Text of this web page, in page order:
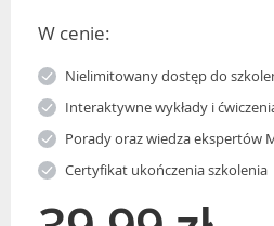
W cenie:
Nielimitowany dostęp do
Interaktywne wykłady i
Porady oraz wiedza ekspertów
Certyfikat ukończenia szkolenia